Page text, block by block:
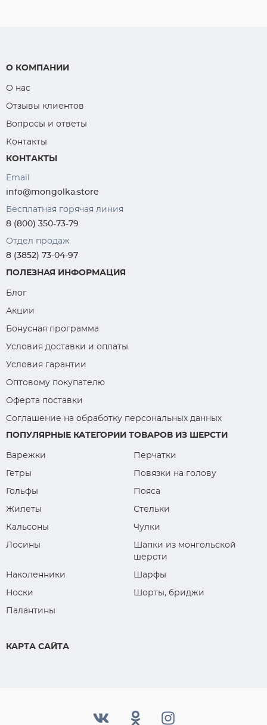
О КОМПАНИИ
О нас
Отзывы клиентов
Вопросы и ответы
Контакты
КОНТАКТЫ
Email
info@mongolka.store
Бесплатная горячая линия
8 (800) 350-73-79
Отдел продаж
8 (3852) 73-04-97
ПОЛЕЗНАЯ ИНФОРМАЦИЯ
Блог
Акции
Бонусная программа
Условия доставки и оплаты
Условия гарантии
Оптовому покупателю
Оферта поставки
Соглашение на обработку персональных данных
ПОПУЛЯРНЫЕ КАТЕГОРИИ ТОВАРОВ ИЗ ШЕРСТИ
Варежки
Перчатки
Гетры
Повязки на голову
Гольфы
Пояса
Жилеты
Стельки
Кальсоны
Чулки
Лосины
Шапки из монгольской
шерсти
Наколенники
Шарфы
Носки
Шорты, бриджи
Палантины
КАРТА САЙТА